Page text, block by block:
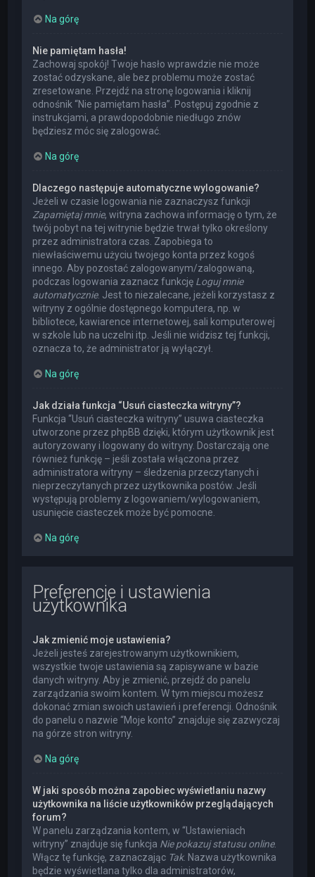
Na górę
Nie pamiętam hasła!
Zachowaj spokój! Twoje hasło wprawdzie nie może
zostać odzyskane, ale bez problemu może zostać
zresetowane. Przejdź na stronę logowania i kliknij
odnośnik “Nie pamiętam hasła”. Postępuj zgodnie z
instrukcjami, a prawdopodobnie niedługo znów
będziesz móc się zalogować.
Na górę
Dlaczego następuje automatyczne wylogowanie?
Jeżeli w czasie logowania nie zaznaczysz funkcji
Zapamiętaj mnie, witryna zachowa informację o tym, że
twój pobyt na tej witrynie będzie trwał tylko określony
przez administratora czas. Zapobiega to
niewłaściwemu użyciu twojego konta przez kogoś
innego. Aby pozostać zalogowanym/zalogowaną,
podczas logowania zaznacz funkcję Loguj mnie
automatycznie. Jest to niezalecane, jeżeli korzystasz z
witryny z ogólnie dostępnego komputera, np. w
bibliotece, kawiarence internetowej, sali komputerowej
w szkole lub na uczelni itp. Jeśli nie widzisz tej funkcji,
oznacza to, że administrator ją wyłączył.
Na górę
Jak działa funkcja “Usuń ciasteczka witryny”?
Funkcja “Usuń ciasteczka witryny” usuwa ciasteczka
utworzone przez phpBB dzięki, którym użytkownik jest
autoryzowany i logowany do witryny. Dostarczają one
również funkcję – jeśli została włączona przez
administratora witryny – śledzenia przeczytanych i
nieprzeczytanych przez użytkownika postów. Jeśli
występują problemy z logowaniem/wylogowaniem,
usunięcie ciasteczek może być pomocne.
Na górę
Preferencje i ustawienia
użytkownika
Jak zmienić moje ustawienia?
Jeżeli jesteś zarejestrowanym użytkownikiem,
wszystkie twoje ustawienia są zapisywane w bazie
danych witryny. Aby je zmienić, przejdź do panelu
zarządzania swoim kontem. W tym miejscu możesz
dokonać zmian swoich ustawień i preferencji. Odnośnik
do panelu o nazwie “Moje konto” znajduje się zazwyczaj
na górze stron witryny.
Na górę
W jaki sposób można zapobiec wyświetlaniu nazwy
użytkownika na liście użytkowników przeglądających
forum?
W panelu zarządzania kontem, w “Ustawieniach
witryny” znajduje się funkcja Nie pokazuj statusu online.
Włącz tę funkcję, zaznaczając Tak. Nazwa użytkownika
będzie wyświetlana tylko dla administratorów,